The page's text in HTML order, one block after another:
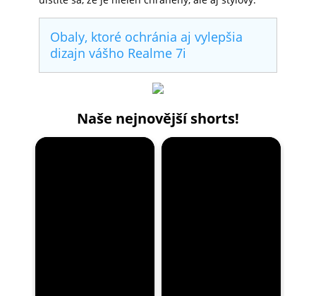
Obaly, ktoré ochránia aj vylepšia
dizajn vášho Realme 7i
Naše nejnovější shorts!